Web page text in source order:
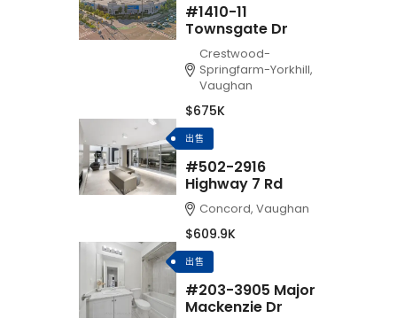
#1410-11
Townsgate Dr
Crestwood-
Springfarm-Yorkhill,
Vaughan
$675K
出售
#502-2916
Highway 7 Rd
Concord, Vaughan
$609.9K
出售
#203-3905 Major
Mackenzie Dr